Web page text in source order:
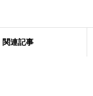
関連記事